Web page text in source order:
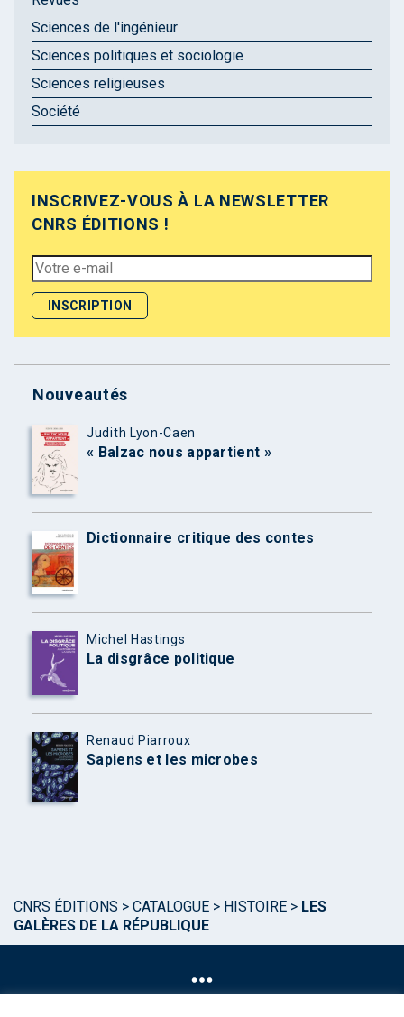
Sciences de l'ingénieur
Sciences politiques et sociologie
Sciences religieuses
Société
INSCRIVEZ-VOUS À LA NEWSLETTER
CNRS ÉDITIONS !
Nouveautés
Judith Lyon-Caen
« Balzac nous appartient »
Dictionnaire critique des contes
Michel Hastings
La disgrâce politique
Renaud Piarroux
Sapiens et les microbes
CNRS ÉDITIONS > CATALOGUE > HISTOIRE > LES
GALÈRES DE LA RÉPUBLIQUE